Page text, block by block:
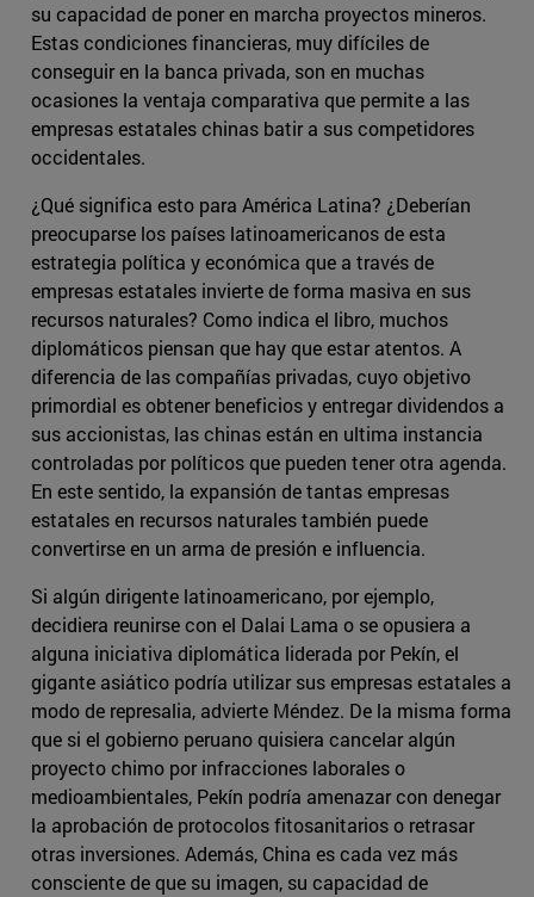
su capacidad de poner en marcha proyectos mineros.
Estas condiciones financieras, muy difíciles de
conseguir en la banca privada, son en muchas
ocasiones la ventaja comparativa que permite a las
empresas estatales chinas batir a sus competidores
occidentales.
¿Qué significa esto para América Latina? ¿Deberían
preocuparse los países latinoamericanos de esta
estrategia política y económica que a través de
empresas estatales invierte de forma masiva en sus
recursos naturales? Como indica el libro, muchos
diplomáticos piensan que hay que estar atentos. A
diferencia de las compañías privadas, cuyo objetivo
primordial es obtener beneficios y entregar dividendos a
sus accionistas, las chinas están en ultima instancia
controladas por políticos que pueden tener otra agenda.
En este sentido, la expansión de tantas empresas
estatales en recursos naturales también puede
convertirse en un arma de presión e influencia.
Si algún dirigente latinoamericano, por ejemplo,
decidiera reunirse con el Dalai Lama o se opusiera a
alguna iniciativa diplomática liderada por Pekín, el
gigante asiático podría utilizar sus empresas estatales a
modo de represalia, advierte Méndez. De la misma forma
que si el gobierno peruano quisiera cancelar algún
proyecto chimo por infracciones laborales o
medioambientales, Pekín podría amenazar con denegar
la aprobación de protocolos fitosanitarios o retrasar
otras inversiones. Además, China es cada vez más
consciente de que su imagen, su capacidad de